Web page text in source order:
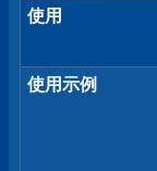
使用
使用示例